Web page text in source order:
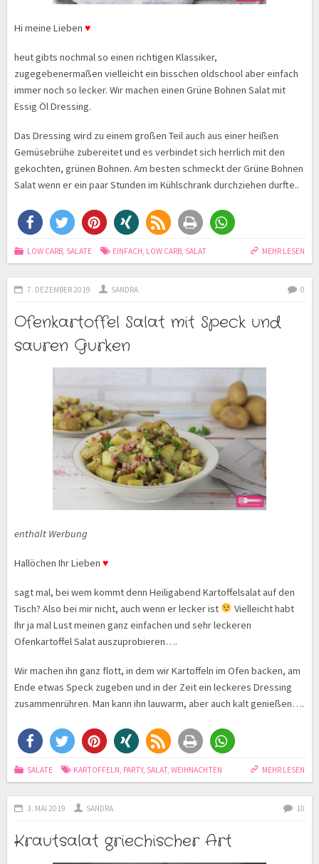
Hi meine Lieben ♥
heut gibts nochmal so einen richtigen Klassiker,
zugegebenermaßen vielleicht ein bisschen oldschool aber einfach
immer noch so lecker. Wir machen einen Grüne Bohnen Salat mit
Essig Öl Dressing.
Das Dressing wird zu einem großen Teil auch aus einer heißen
Gemüsebrühe zubereitet und es verbindet sich herrlich mit den
gekochten, grünen Bohnen. Am besten schmeckt der Grüne Bohnen
Salat wenn er ein paar Stunden im Kühlschrank durchziehen durfte..
MEHR LESEN
LOW CARB, SALATE EINFACH, LOW CARB, SALAT
7. DEZEMBER 2019 SANDRA 0
Ofenkartoffel Salat mit Speck und
sauren Gurken
enthält Werbung
Hallöchen Ihr Lieben ♥
sagt mal, bei wem kommt denn Heiligabend Kartoffelsalat auf den
Tisch? Also bei mir nicht, auch wenn er lecker ist
Vielleicht habt
Ihr ja mal Lust meinen ganz einfachen und sehr leckeren
Ofenkartoffel Salat auszuprobieren….
Wir machen ihn ganz flott, in dem wir Kartoffeln im Ofen backen, am
Ende etwas Speck zugeben und in der Zeit ein leckeres Dressing
zusammenrühren. Man kann ihn lauwarm, aber auch kalt genießen….
MEHR LESEN
SALATE KARTOFFELN, PARTY, SALAT,WEIHNACHTEN
3. MAI 2019 SANDRA 10
Krautsalat griechischer Art